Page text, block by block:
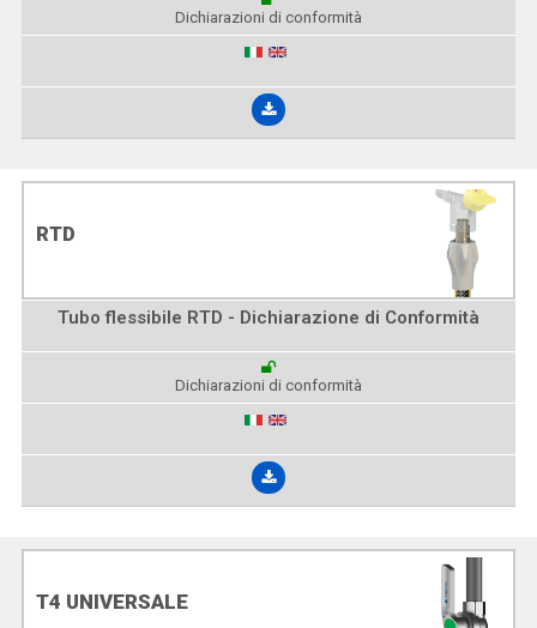
Dichiarazioni di conformità
RTD
Tubo flessibile RTD - Dichiarazione di Conformità
Dichiarazioni di conformità
T4 UNIVERSALE